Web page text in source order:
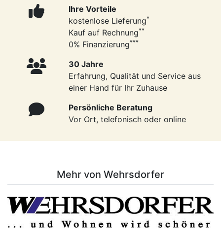
Ihre Vorteile
kostenlose Lieferung*
Kauf auf Rechnung**
0% Finanzierung***
30 Jahre
Erfahrung, Qualität und Service aus
einer Hand für Ihr Zuhause
Persönliche Beratung
Vor Ort, telefonisch oder online
Mehr von Wehrsdorfer